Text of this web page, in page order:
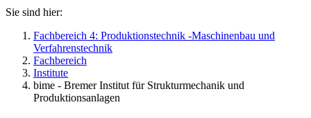
Sie sind hier:
Fachbereich 4: Produktionstechnik -Maschinenbau und
Verfahrenstechnik
Fachbereich
Institute
bime - Bremer Institut für Strukturmechanik und
Produktionsanlagen